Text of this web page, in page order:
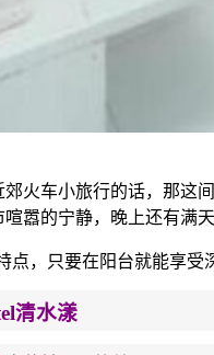
火车小旅行的话，那这
嚣的宁静，晚上还有满
点，只要在阳台就能享受
清水漾